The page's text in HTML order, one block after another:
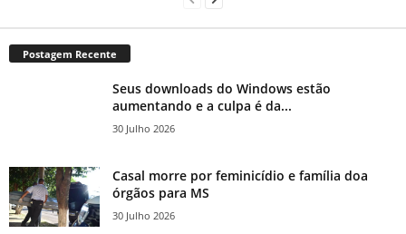
Postagem Recente
Seus downloads do Windows estão
aumentando e a culpa é da...
30 Julho 2026
Casal morre por feminicídio e família doa
órgãos para MS
30 Julho 2026